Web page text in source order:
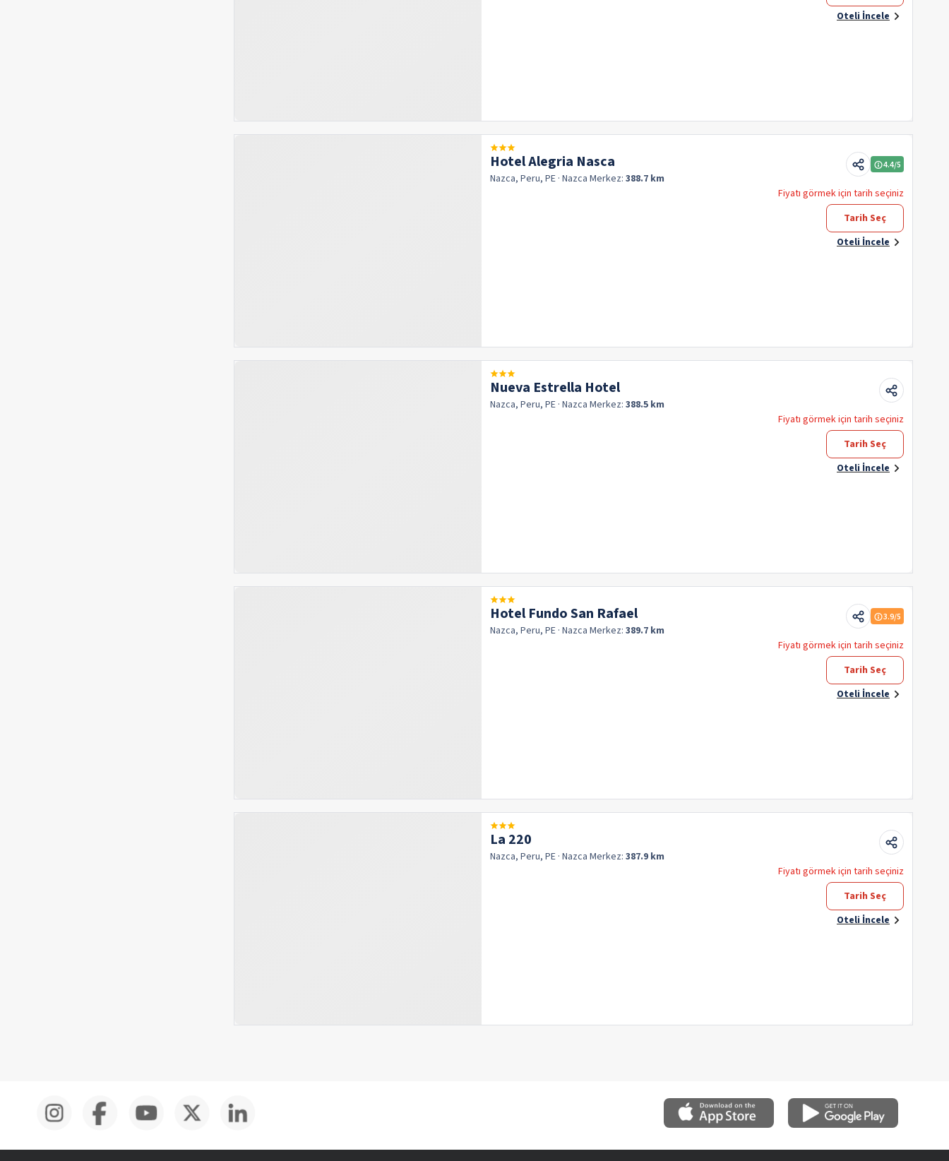
Oteli İncele
Hotel Alegria Nasca
Nazca, Peru, PE · Nazca Merkez: 388.7 km
4.4/5
Fiyatı görmek için tarih seçiniz
Tarih Seç
Oteli İncele
Nueva Estrella Hotel
Nazca, Peru, PE · Nazca Merkez: 388.5 km
Fiyatı görmek için tarih seçiniz
Tarih Seç
Oteli İncele
Hotel Fundo San Rafael
Nazca, Peru, PE · Nazca Merkez: 389.7 km
3.9/5
Fiyatı görmek için tarih seçiniz
Tarih Seç
Oteli İncele
La 220
Nazca, Peru, PE · Nazca Merkez: 387.9 km
Fiyatı görmek için tarih seçiniz
Tarih Seç
Oteli İncele